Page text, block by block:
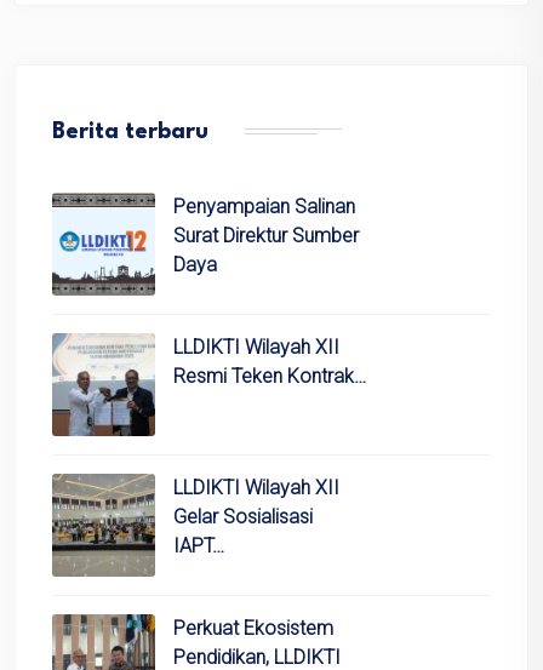
Berita terbaru
Penyampaian Salinan
Surat Direktur Sumber
Daya
LLDIKTI Wilayah XII
Resmi Teken Kontrak…
LLDIKTI Wilayah XII
Gelar Sosialisasi
IAPT…
Perkuat Ekosistem
Pendidikan, LLDIKTI